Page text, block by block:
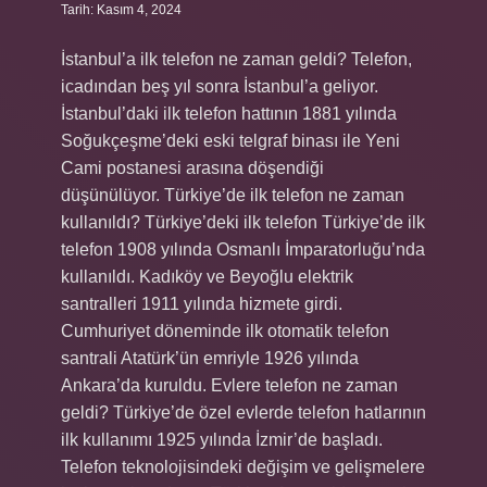
Tarih: Kasım 4, 2024
İstanbul’a ilk telefon ne zaman geldi? Telefon,
icadından beş yıl sonra İstanbul’a geliyor.
İstanbul’daki ilk telefon hattının 1881 yılında
Soğukçeşme’deki eski telgraf binası ile Yeni
Cami postanesi arasına döşendiği
düşünülüyor. Türkiye’de ilk telefon ne zaman
kullanıldı? Türkiye’deki ilk telefon Türkiye’de ilk
telefon 1908 yılında Osmanlı İmparatorluğu’nda
kullanıldı. Kadıköy ve Beyoğlu elektrik
santralleri 1911 yılında hizmete girdi.
Cumhuriyet döneminde ilk otomatik telefon
santrali Atatürk’ün emriyle 1926 yılında
Ankara’da kuruldu. Evlere telefon ne zaman
geldi? Türkiye’de özel evlerde telefon hatlarının
ilk kullanımı 1925 yılında İzmir’de başladı.
Telefon teknolojisindeki değişim ve gelişmelere